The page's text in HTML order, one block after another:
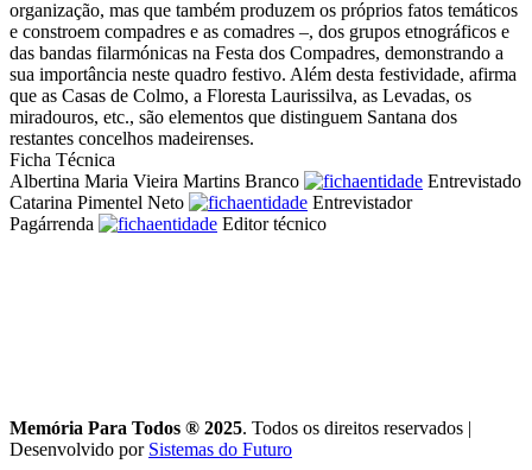
organização, mas que também produzem os próprios fatos temáticos
e constroem compadres e as comadres –, dos grupos etnográficos e
das bandas filarmónicas na Festa dos Compadres, demonstrando a
sua importância neste quadro festivo. Além desta festividade, afirma
que as Casas de Colmo, a Floresta Laurissilva, as Levadas, os
miradouros, etc., são elementos que distinguem Santana dos
restantes concelhos madeirenses.
Ficha Técnica
Albertina Maria Vieira Martins Branco
Entrevistado
Catarina Pimentel Neto
Entrevistador
Pagárrenda
Editor técnico
Memória Para Todos ® 2025. Todos os direitos reservados |
Desenvolvido por Sistemas do Futuro